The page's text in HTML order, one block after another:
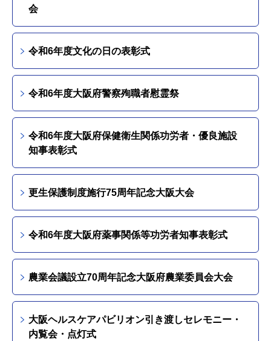
会
令和6年度文化の日の表彰式
令和6年度大阪府警察殉職者慰霊祭
令和6年度大阪府保健衛生関係功労者・優良施設
知事表彰式
更生保護制度施行75周年記念大阪大会
令和6年度大阪府薬事関係等功労者知事表彰式
農業会議設立70周年記念大阪府農業委員会大会
大阪ヘルスケアパビリオン引き渡しセレモニー・
内覧会・点灯式